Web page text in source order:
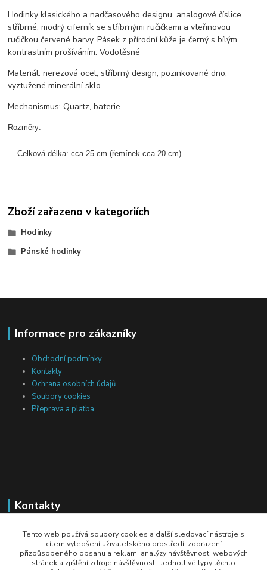
Hodinky klasického a nadčasového designu, analogové číslice
stříbrné, modrý ciferník se stříbrnými ručičkami a vteřinovou
ručičkou červené barvy. Pásek z přírodní kůže je černý s bílým
kontrastním prošíváním. Vodotěsné
Materiál: nerezová ocel, stříbrný design, pozinkované dno,
vyztužené minerální sklo
Mechanismus: Quartz, baterie
Rozměry:
    Celková délka: cca 25 cm (řemínek cca 20 cm)
Zboží zařazeno v kategoriích
Hodinky
Pánské hodinky
Informace pro zákazníky
Obchodní podmínky
Kontakty
Ochrana osobních údajů
Soubory cookies
Přeprava a platba
Kontakty
Michal Tranta
+420 777 217 687
(Po-Pá, 8-18 hod.)
Tento web používá soubory cookies a další sledovací nástroje s
cílem vylepšení uživatelského prostředí, zobrazení
přizpůsobeného obsahu a reklam, analýzy návštěvnosti webových
stránek a zjištění zdroje návštěvnosti. Jednotlivé typy těchto